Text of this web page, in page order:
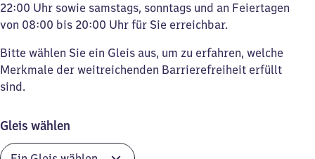
22:00 Uhr sowie samstags, sonntags und an Feiertagen
von 08:00 bis 20:00 Uhr für Sie erreichbar.
Bitte wählen Sie ein Gleis aus, um zu erfahren, welche
Merkmale der weitreichenden Barrierefreiheit erfüllt
sind.
Gleis wählen